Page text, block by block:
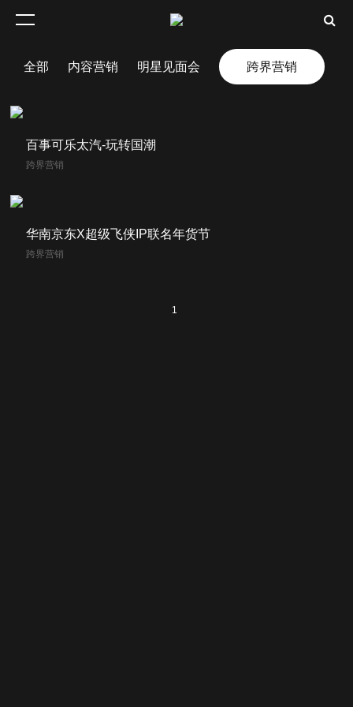
百事可乐太汽-玩转国潮
跨界营销
华南京东X超级飞侠IP联名年货节
跨界营销
1
全部 内容营销 明星见面会 跨界营销